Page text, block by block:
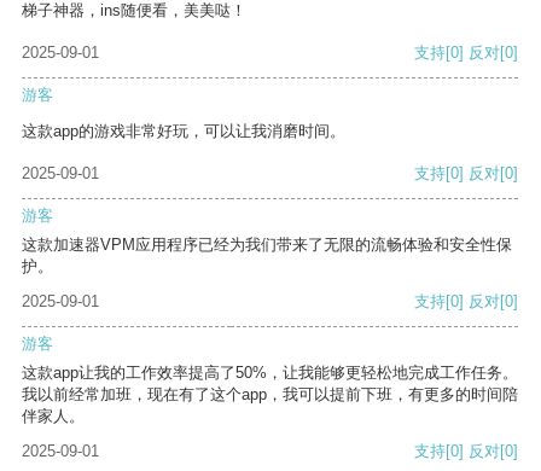
梯子神器，ins随便看，美美哒！
2025-09-01 支持[0] 反对[0]
游客
这款app的游戏非常好玩，可以让我消磨时间。
2025-09-01 支持[0] 反对[0]
游客
这款加速器VPM应用程序已经为我们带来了无限的流畅体验和安全性保
护。
2025-09-01
支持[0] 反对[0]
游客
这款app让我的工作效率提高了50%，让我能够更轻松地完成工作任务。
我以前经常加班，现在有了这个app，我可以提前下班，有更多的时间陪
伴家人。
2025-09-01
支持[0] 反对[0]